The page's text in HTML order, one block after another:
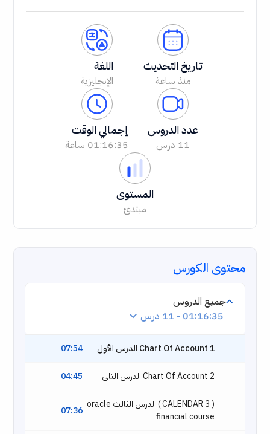
تاريخ التحديث
منذ ساعة
اللغة
الإنجليزية
عدد الدروس
11 درس
إجمالي الوقت
01:16:35 ساعة
المستوى
مبتدئ
محتوى الكورس
جميع الدروس
01:16:35 - 11 درس
07:54 1 Chart Of Account الدرس الأول
04:45 2 Chart Of Account الدرس الثانى
07:36 ( 3 CALENDAR ) الدرس الثالث oracle
financial course